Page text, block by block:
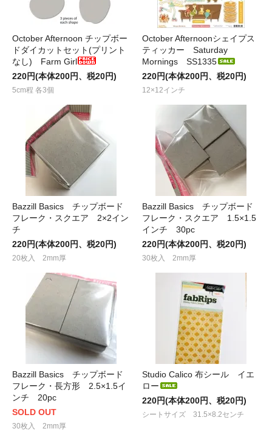
October Afternoon チップボー
ドダイカットセット(プリント
なし) Farm Girl
220円(本体200円、税20円)
5cm程 各3個
October Afternoonシェイプス
ティッカー Saturday
Mornings SS1335
220円(本体200円、税20円)
12×12インチ
Bazzill Basics チップボード
フレーク・スクエア 2×2イン
チ
220円(本体200円、税20円)
20枚入 2mm厚
Bazzill Basics チップボード
フレーク・スクエア 1.5×1.5
インチ 30pc
220円(本体200円、税20円)
30枚入 2mm厚
Bazzill Basics チップボード
フレーク・長方形 2.5×1.5イ
ンチ 20pc
SOLD OUT
30枚入 2mm厚
Studio Calico 布シール イエ
ロー
220円(本体200円、税20円)
シートサイズ 31.5×8.2センチ